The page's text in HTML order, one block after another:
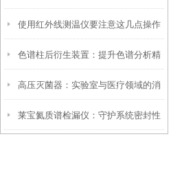
与维护技巧
使用红外线测温仪要注意这几点操作
色谱柱后衍生装置：提升色谱分析精
度的利器
高压灭菌器：实验室与医疗领域的消
毒卫士
莱宝氦质谱检漏仪：守护系统密封性